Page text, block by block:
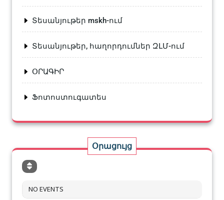
Տեսանյութեր mskh-ում
Տեսանյութեր, հաղորդումներ ԶԼՄ-ում
ՕՐԱԳԻՐ
Ֆոտոստուգատես
Օրացույց
NO EVENTS